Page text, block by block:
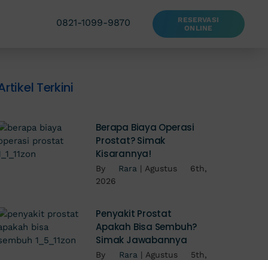
0821-1099-9870
RESERVASI
ONLINE
Terkini
Berapa Biaya Operasi
Prostat? Simak
Kisarannya!
By Rara | Agustus 6th,
2026
Penyakit Prostat
Apakah Bisa Sembuh?
Simak Jawabannya
By Rara | Agustus 5th,